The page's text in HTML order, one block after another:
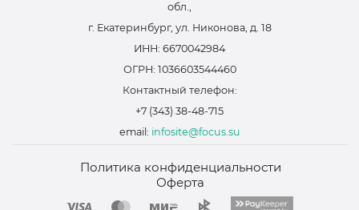
обл.,
г. Екатеринбург, ул. Никонова, д. 18
ИНН: 6670042984
ОГРН: 1036603544460
Контактный телефон:
+7 (343) 38-48-715
email: infosite@focus.su
Политика конфиденциальности
Оферта